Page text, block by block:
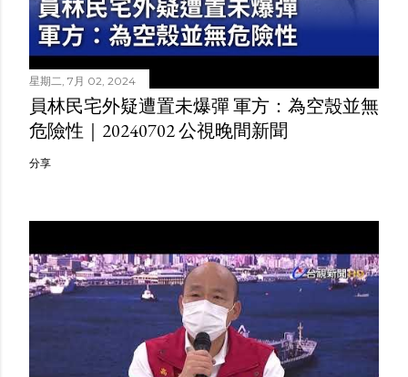
星期二, 7月 02, 2024
員林民宅外疑遭置未爆彈 軍方：為空殼並無
危險性｜20240702 公視晚間新聞
分享